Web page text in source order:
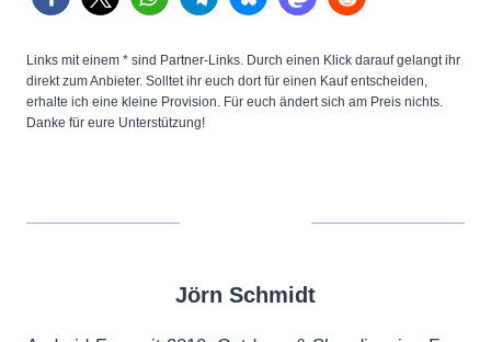
Links mit einem * sind Partner-Links. Durch einen Klick darauf gelangt ihr
direkt zum Anbieter. Solltet ihr euch dort für einen Kauf entscheiden,
erhalte ich eine kleine Provision. Für euch ändert sich am Preis nichts.
Danke für eure Unterstützung!
Jörn Schmidt